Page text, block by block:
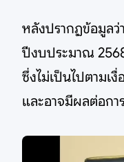
หลังปรากฏข้อมูลว่
ปีงบประมาณ
ซึ่งไม่เป็นไปตามเ
และอาจมีผลต่อกา